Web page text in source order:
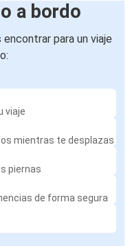
a bordo
para un viaje
viaje
mientras te desplazas
piernas
de forma segura